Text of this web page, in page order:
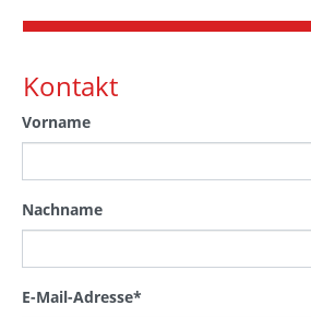
Kontakt
Vorname
Nachname
E-Mail-Adresse*